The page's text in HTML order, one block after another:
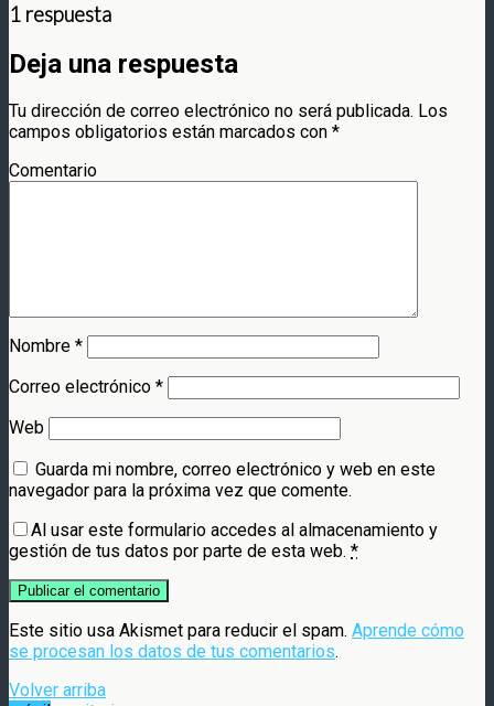
1 respuesta
Deja una respuesta
Tu dirección de correo electrónico no será publicada. Los
campos obligatorios están marcados con *
Comentario
Nombre *
Correo electrónico *
Web
Guarda mi nombre, correo electrónico y web en este
navegador para la próxima vez que comente.
Al usar este formulario accedes al almacenamiento y
gestión de tus datos por parte de esta web. *
Este sitio usa Akismet para reducir el spam. Aprende cómo
se procesan los datos de tus comentarios.
Volver arriba